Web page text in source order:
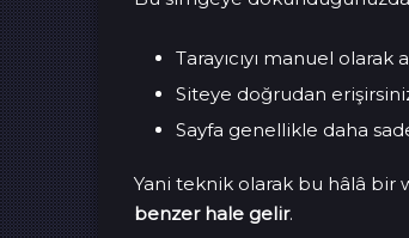
Tarayıcıyı manuel
Siteye doğrudan
Sayfa genellikle daha
Yani teknik olarak bu hâlâ bir
benzer hale gelir.